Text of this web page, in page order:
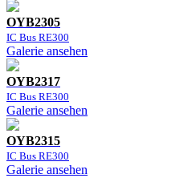
OYB2305
IC Bus RE300
Galerie ansehen
OYB2317
IC Bus RE300
Galerie ansehen
OYB2315
IC Bus RE300
Galerie ansehen